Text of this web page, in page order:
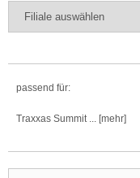
passend für:
Traxxas Summit ... [mehr]